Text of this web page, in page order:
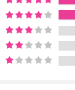
복을 부르는 한마디! 인간에게 환경이 매우 중요한 것은 사실이다. 그
러나 더 중요한 것은
는가 하는 마음 자세에
다. 어느 누구도 일생
많은 시련과 난관에